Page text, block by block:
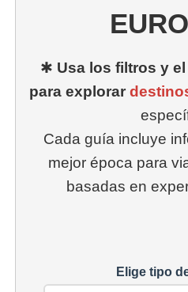
✱ Usa los filtros y
para explorar
Cada guía incluye
mejor época para
basadas en
Elige tipo